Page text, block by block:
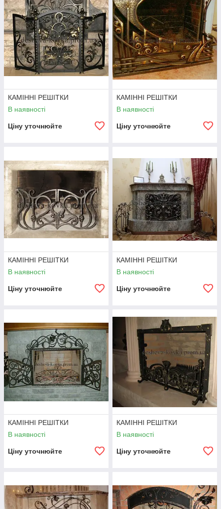
КАМІННІ РЕШІТКИ
В наявності
Ціну уточнюйте
КАМІННІ РЕШІТКИ
В наявності
Ціну уточнюйте
КАМІННІ РЕШІТКИ
В наявності
Ціну уточнюйте
КАМІННІ РЕШІТКИ
В наявності
Ціну уточнюйте
КАМІННІ РЕШІТКИ
В наявності
Ціну уточнюйте
КАМІННІ РЕШІТКИ
В наявності
Ціну уточнюйте